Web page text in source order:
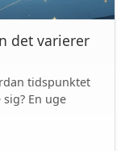
det varierer
tidspunktet
En uge